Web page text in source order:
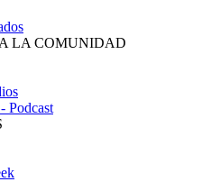
LA COMUNIDAD
Podcast